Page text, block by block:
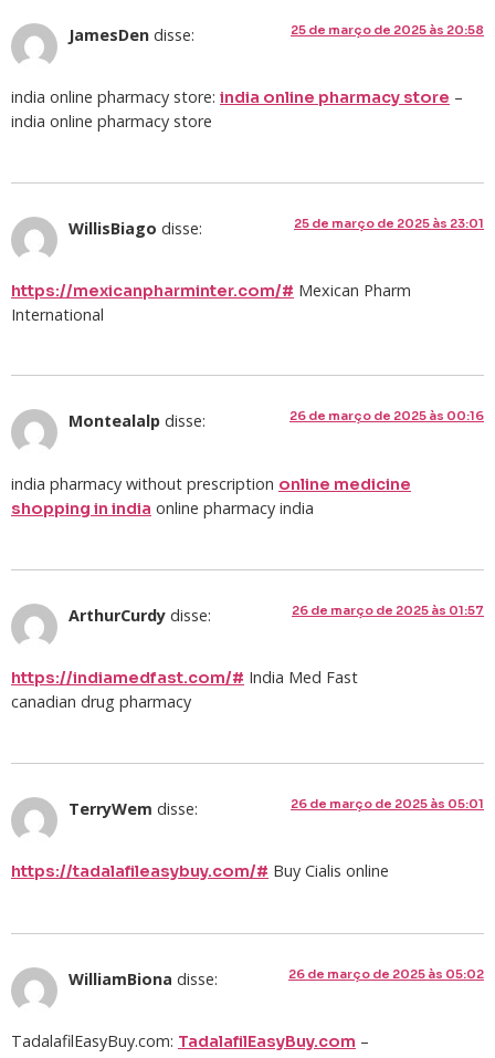
JamesDen disse: 25 de março de 2025 às 20:58
india online pharmacy store: india online pharmacy store –
india online pharmacy store
WillisBiago disse: 25 de março de 2025 às 23:01
https://mexicanpharminter.com/# Mexican Pharm
International
Montealalp disse: 26 de março de 2025 às 00:16
india pharmacy without prescription online medicine
shopping in india online pharmacy india
ArthurCurdy disse: 26 de março de 2025 às 01:57
https://indiamedfast.com/# India Med Fast
canadian drug pharmacy
TerryWem disse: 26 de março de 2025 às 05:01
https://tadalafileasybuy.com/# Buy Cialis online
WilliamBiona disse: 26 de março de 2025 às 05:02
TadalafilEasyBuy.com: TadalafilEasyBuy.com –